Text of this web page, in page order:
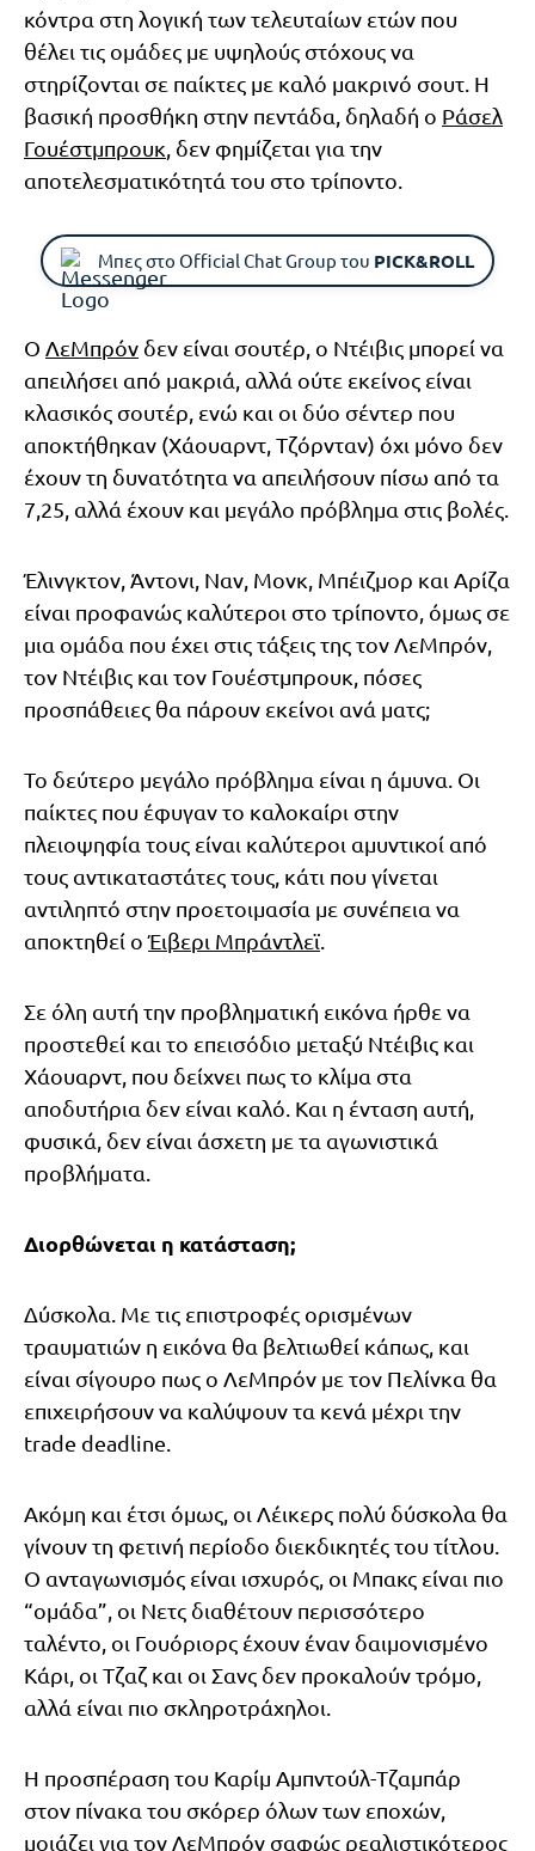
κόντρα στη λογική των τελευταίων ετών που
θέλει τις ομάδες με υψηλούς στόχους να
στηρίζονται σε παίκτες με καλό μακρινό σουτ. Η
βασική προσθήκη στην πεντάδα, δηλαδή ο Ράσελ
Γουέστμπρουκ , δεν φημίζεται για την
αποτελεσματικότητά του στο τρίποντο.
Μπες στο Official Chat Group του PICK&ROLL
Ο ΛεΜπρόν δεν είναι σουτέρ, ο Ντέιβις μπορεί να
απειλήσει από μακριά, αλλά ούτε εκείνος είναι
κλασικός σουτέρ, ενώ και οι δύο σέντερ που
αποκτήθηκαν (Χάουαρντ, Τζόρνταν) όχι μόνο δεν
έχουν τη δυνατότητα να απειλήσουν πίσω από τα
7,25, αλλά έχουν και μεγάλο πρόβλημα στις βολές.
Έλινγκτον, Άντονι, Ναν, Μονκ, Μπέιζμορ και Αρίζα
είναι προφανώς καλύτεροι στο τρίποντο, όμως σε
μια ομάδα που έχει στις τάξεις της τον ΛεΜπρόν,
τον Ντέιβις και τον Γουέστμπρουκ, πόσες
προσπάθειες θα πάρουν εκείνοι ανά ματς;
Το δεύτερο μεγάλο πρόβλημα είναι η άμυνα. Οι
παίκτες που έφυγαν το καλοκαίρι στην
πλειοψηφία τους είναι καλύτεροι αμυντικοί από
τους αντικαταστάτες τους, κάτι που γίνεται
αντιληπτό στην προετοιμασία με συνέπεια να
αποκτηθεί οΈιβερι Μπράντλεϊ
Σε όλη αυτή την προβληματική εικόνα ήρθε να
προστεθεί και το επεισόδιο μεταξύ Ντέιβις και
Χάουαρντ, που δείχνει πως το κλίμα στα
αποδυτήρια δεν είναι καλό. Και η ένταση αυτή,
φυσικά, δεν είναι άσχετη με τα αγωνιστικά
προβλήματα.
Διορθώνεται η κατάσταση;
Δύσκολα. Με τις επιστροφές ορισμένων
τραυματιών η εικόνα θα βελτιωθεί κάπως, και
είναι σίγουρο πως ο ΛεΜπρόν με τον Πελίνκα θα
επιχειρήσουν να καλύψουν τα κενά μέχρι την
trade deadline.
Ακόμη και έτσι όμως, οι Λέικερς πολύ δύσκολα θα
γίνουν τη φετινή περίοδο διεκδικητές του τίτλου.
Ο ανταγωνισμός είναι ισχυρός, οι Μπακς είναι πιο
“ομάδα”, οι Νετς διαθέτουν περισσότερο
ταλέντο, οι Γουόριορς έχουν έναν δαιμονισμένο
Κάρι, οι Τζαζ και οι Σανς δεν προκαλούν τρόμο,
αλλά είναι πιο σκληροτράχηλοι.
Η προσπέραση του Καρίμ Αμπντούλ-Τζαμπάρ
στον πίνακα του σκόρερ όλων των εποχών,
μοιάζει για τον ΛεΜπρόν σαφώς ρεαλιστικότερος